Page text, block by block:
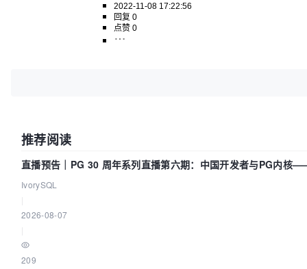
2022-11-08 17:22:56
回复 0
点赞 0
推荐阅读
直播预告｜PG 30 周年系列直播第六期：中国开发者与PG内核
IvorySQL
2026-08-07
209